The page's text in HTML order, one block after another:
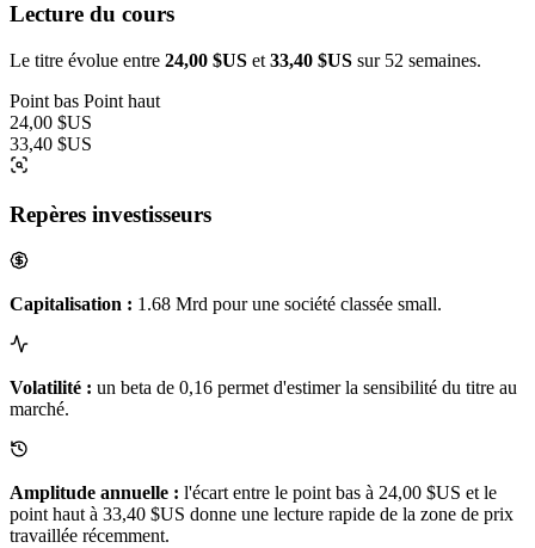
Lecture du cours
Le titre évolue entre 24,00 $US et 33,40 $US sur 52 semaines.
Point bas Point haut
24,00 $US
33,40 $US
Repères investisseurs
Capitalisation : 1.68 Mrd pour une société classée small.
Volatilité : un beta de 0,16 permet d'estimer la sensibilité du titre au
marché.
Amplitude annuelle : l'écart entre le point bas à 24,00 $US et le
point haut à 33,40 $US donne une lecture rapide de la zone de prix
travaillée récemment.